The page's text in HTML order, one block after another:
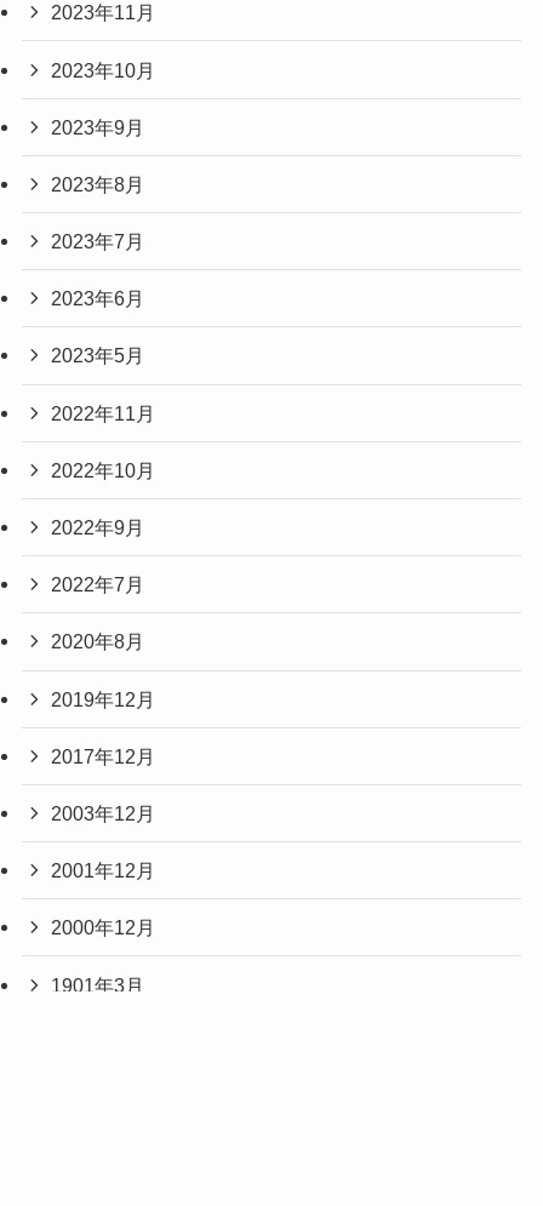
2023年11月
2023年10月
2023年9月
2023年8月
2023年7月
2023年6月
2023年5月
2022年11月
2022年10月
2022年9月
2022年7月
2020年8月
2019年12月
2017年12月
2003年12月
2001年12月
2000年12月
1901年3月